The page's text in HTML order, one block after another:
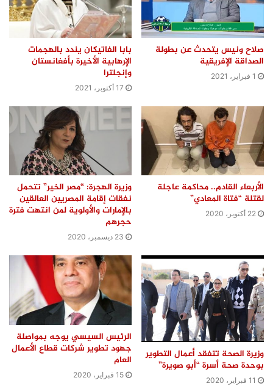
صلاح ونيس يتحدث عن بطولة
الصداقة الإفريقية
1 فبراير، 2021
بابا الفاتيكان يندد بالهجمات
الإرهابية الأخيرة بأفغانستان
وإنجلترا
17 أكتوبر، 2021
الأربعاء القادم.. محاكمة عاجلة
لقتلة “فتاة المعادي”
22 أكتوبر، 2020
وزيرة الهجرة: “مصر الخير” تتحمل
نفقات إقامة المصريين العالقين
بالإمارات والأولوية لمن انتهت فترة
حجرهم
23 ديسمبر، 2020
وزيرة الصحة تتفقد أعمال التطوير
بوحدة صحة أسرة “أبو صويرة”
11 فبراير، 2020
الرئيس السيسي يوجه بمواصلة
جهود تطوير شركات قطاع الأعمال
العام
15 فبراير، 2020